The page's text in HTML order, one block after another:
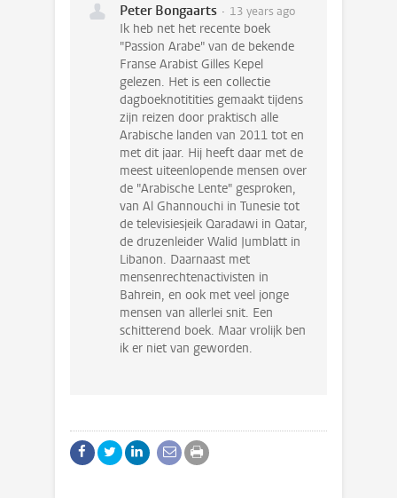
Peter Bongaarts 13 years ago
Ik heb net het recente boek
"Passion Arabe" van de bekende
Franse Arabist Gilles Kepel
gelezen. Het is een collectie
dagboeknotitities gemaakt tijdens
zijn reizen door praktisch alle
Arabische landen van 2011 tot en
met dit jaar. Hij heeft daar met de
meest uiteenlopende mensen over
de "Arabische Lente" gesproken,
van Al Ghannouchi in Tunesie tot
de televisiesjeik Qaradawi in Qatar,
de druzenleider Walid Jumblatt in
Libanon. Daarnaast met
mensenrechtenactivisten in
Bahrein, en ook met veel jonge
mensen van allerlei snit. Een
schitterend boek. Maar vrolijk ben
ik er niet van geworden.